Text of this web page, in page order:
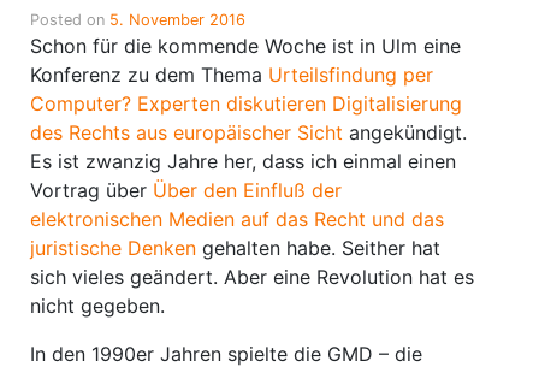
Posted on 5. November 2016
Schon für die kommende Woche ist in Ulm eine
Konferenz zu dem Thema Urteilsfindung per
Computer? Experten diskutieren Digitalisierung
des Rechts aus europäischer Sicht angekündigt.
Es ist zwanzig Jahre her, dass ich einmal einen
Vortrag über Über den Einfluß der
elektronischen Medien auf das Recht und das
juristische Denken gehalten habe. Seither hat
sich vieles geändert. Aber eine Revolution hat es
nicht gegeben.
In den 1990er Jahren spielte die GMD – die